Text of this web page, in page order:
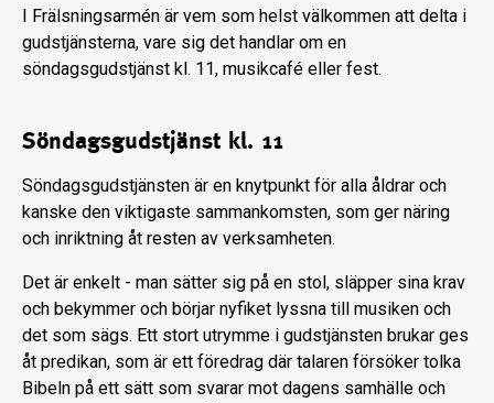
I Frälsningsarmén är vem som helst välkommen att delta i
gudstjänsterna, vare sig det handlar om en
söndagsgudstjänst kl. 11, musikcafé eller fest.
Söndagsgudstjänst kl. 11
Söndagsgudstjänsten är en knytpunkt för alla åldrar och
kanske den viktigaste sammankomsten, som ger näring
och inriktning åt resten av verksamheten.
Det är enkelt - man sätter sig på en stol, släpper sina krav
och bekymmer och börjar nyfiket lyssna till musiken och
det som sägs. Ett stort utrymme i gudstjänsten brukar ges
åt predikan, som är ett föredrag där talaren försöker tolka
Bibeln på ett sätt som svarar mot dagens samhälle och